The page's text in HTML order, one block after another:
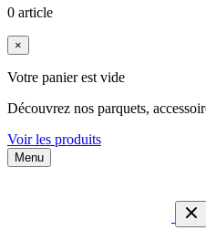
0 article
×
Votre panier est vide
Découvrez nos parquets,
Voir les produits
Menu